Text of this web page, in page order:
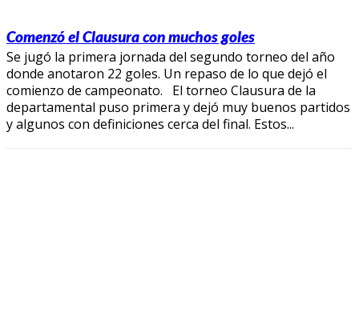
Comenzó el Clausura con muchos goles
Se jugó la primera jornada del segundo torneo del año
donde anotaron 22 goles. Un repaso de lo que dejó el
comienzo de campeonato. El torneo Clausura de la
departamental puso primera y dejó muy buenos partidos
y algunos con definiciones cerca del final. Estos...